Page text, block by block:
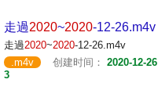
走過2020~2020-12-26.m4v
走過2020~2020-12-26.m4v
.m4v
创建时间： 2020-12-26
3